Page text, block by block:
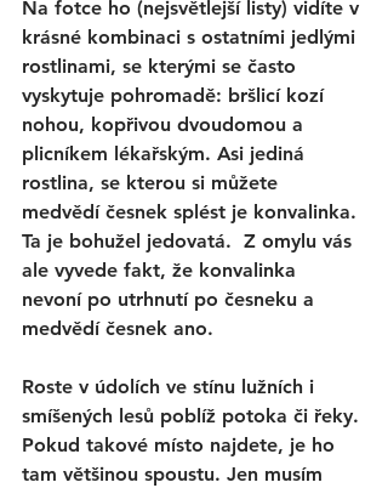
Na fotce ho (nejsvětlejší listy) vidíte v
krásné kombinaci s ostatními jedlými
rostlinami, se kterými se často
vyskytuje pohromadě: bršlicí kozí
nohou, kopřivou dvoudomou a
plicníkem lékařským. Asi jediná
rostlina, se kterou si můžete
medvědí česnek splést je konvalinka.
Ta je bohužel jedovatá.  Z omylu vás
ale vyvede fakt, že konvalinka
nevoní po utrhnutí po česneku a
medvědí česnek ano.
Roste v údolích ve stínu lužních i
smíšených lesů poblíž potoka či řeky.
Pokud takové místo najdete, je ho
tam většinou spoustu. Jen musím